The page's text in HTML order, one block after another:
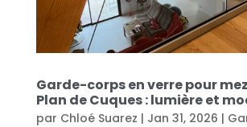
Garde-corps en verre pour
Plan de Cuques : lumière et
par Chloé Suarez | Jan 31, 2026 |